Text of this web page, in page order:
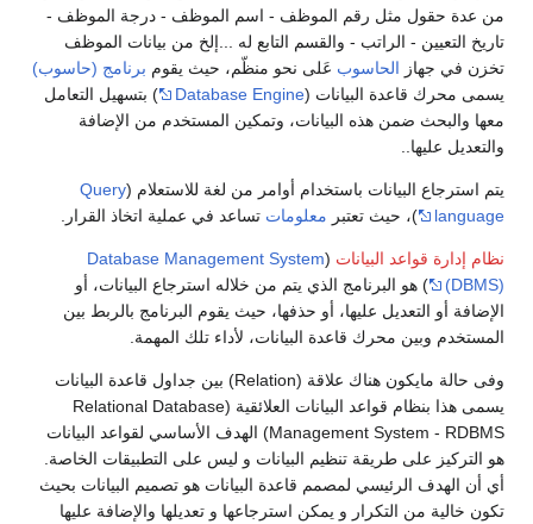
من عدة حقول مثل رقم الموظف - اسم الموظف - درجة الموظف -
تاريخ التعيين - الراتب - والقسم التابع له ...إلخ من بيانات الموظف
تخزن في جهاز الحاسوب عَلى نحو منظّم، حيث يقوم برنامج (حاسوب)
يسمى محرك قاعدة البيانات (Database Engine
) بتسهيل التعامل
معها والبحث ضمن هذه البيانات، وتمكين المستخدم من الإضافة
والتعديل عليها..
يتم استرجاع البيانات باستخدام أوامر من لغة للاستعلام (Query
language
)، حيث تعتبر معلومات تساعد في عملية اتخاذ القرار.
نظام إدارة قواعد البيانات (
Database Management System
(DBMS)
) هو البرنامج الذي يتم من خلاله استرجاع البيانات، أو
الإضافة أو التعديل عليها، أو حذفها، حيث يقوم البرنامج بالربط بين
المستخدم وبين محرك قاعدة البيانات، لأداء تلك المهمة.
وفى حالة مايكون هناك علاقة (Relation) بين جداول قاعدة البيانات
يسمى هذا بنظام قواعد البيانات العلائقية (Relational Database
Management System - RDBMS) الهدف الأساسي لقواعد البيانات
هو التركيز على طريقة تنظيم البيانات و ليس على التطبيقات الخاصة.
أي أن الهدف الرئيسي لمصمم قاعدة البيانات هو تصميم البيانات بحيث
تكون خالية من التكرار و يمكن استرجاعها و تعديلها والإضافة عليها